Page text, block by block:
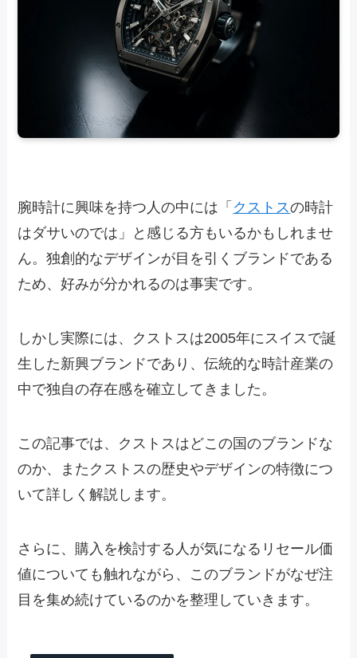
腕時計に興味を持つ人の中には「 クストスの時計
はダサいのでは」と感じる方もいるかもしれませ
ん。独創的なデザインが目を引くブランドである
ため、好みが分かれるのは事実です。
しかし実際には、クストスは2005年にスイスで誕
生した新興ブランドであり、伝統的な時計産業の
中で独自の存在感を確立してきました。
この記事では、クストスはどこの国のブランドな
のか、またクストスの歴史やデザインの特徴につ
いて詳しく解説します。
さらに、購入を検討する人が気になるリセール価
値についても触れながら、このブランドがなぜ注
目を集め続けているのかを整理していきます。